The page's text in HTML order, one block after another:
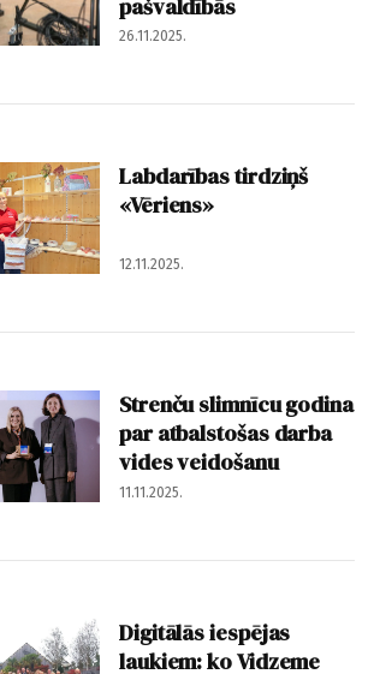
pašvaldībās
26.11.2025.
Labdarības tirdziņš
«Vēriens»
12.11.2025.
Strenču slimnīcu godina
par atbalstošas darba
vides veidošanu
11.11.2025.
Digitālās iespējas
laukiem: ko Vidzeme